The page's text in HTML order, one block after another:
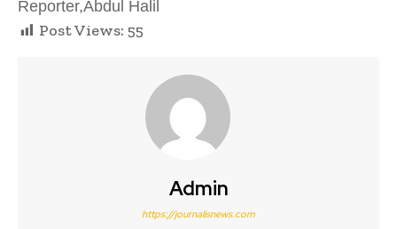
Reporter,Abdul Halil
Post Views: 55
Admin
https://journalisnews.com